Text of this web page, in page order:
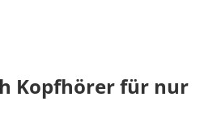
Kopfhörer für nur